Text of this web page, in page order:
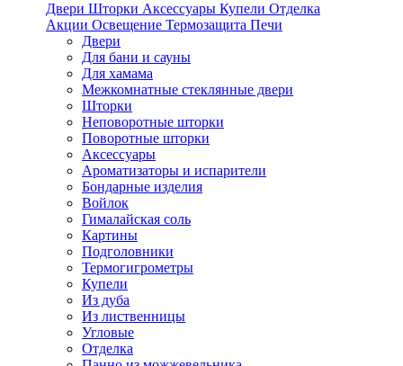
Двери Шторки Аксессуары Купели Отделка
Акции Освещение Термозащита Печи
Двери
Для бани и сауны
Для хамама
Межкомнатные стеклянные двери
Шторки
Неповоротные шторки
Поворотные шторки
Аксессуары
Ароматизаторы и испарители
Бондарные изделия
Войлок
Гималайская соль
Картины
Подголовники
Термогигрометры
Купели
Из дуба
Из лиственницы
Угловые
Отделка